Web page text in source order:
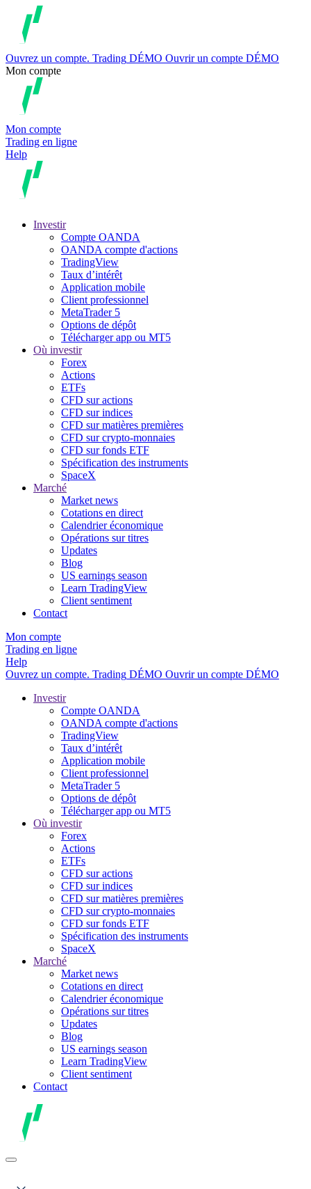
Ouvrez un compte. Trading DÉMO Ouvrir un compte DÉMO
Mon compte
Mon compte
Trading en ligne
Help
Investir
Compte OANDA
OANDA compte d'actions
TradingView
Taux d’intérêt
Application mobile
Client professionnel
MetaTrader 5
Options de dépôt
Télécharger app ou MT5
Où investir
Forex
Actions
ETFs
CFD sur actions
CFD sur indices
CFD sur matières premières
CFD sur crypto-monnaies
CFD sur fonds ETF
Spécification des instruments
SpaceX
Marché
Market news
Cotations en direct
Calendrier économique
Opérations sur titres
Updates
Blog
US earnings season
Learn TradingView
Client sentiment
Contact
Mon compte
Trading en ligne
Help
Ouvrez un compte. Trading DÉMO Ouvrir un compte DÉMO
Investir
Compte OANDA
OANDA compte d'actions
TradingView
Taux d’intérêt
Application mobile
Client professionnel
MetaTrader 5
Options de dépôt
Télécharger app ou MT5
Où investir
Forex
Actions
ETFs
CFD sur actions
CFD sur indices
CFD sur matières premières
CFD sur crypto-monnaies
CFD sur fonds ETF
Spécification des instruments
SpaceX
Marché
Market news
Cotations en direct
Calendrier économique
Opérations sur titres
Updates
Blog
US earnings season
Learn TradingView
Client sentiment
Contact